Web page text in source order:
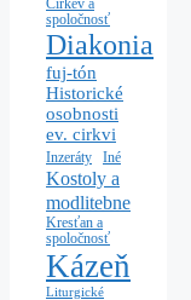
Cirkev a
spoločnosť
Diakonia
fuj-tón
Historické
osobnosti
ev. cirkvi
Inzeráty Iné
Kostoly a
modlitebne
Kresťan a
spoločnosť
Kázeň
Liturgické